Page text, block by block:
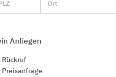
PLZ Ort
Anliegen
Rückruf
Preisanfrage